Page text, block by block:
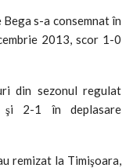
s-a consemnat în
2013, scor 1-0
din sezonul regulat
şi 2-1 în deplasare
remizat la Timişoara,